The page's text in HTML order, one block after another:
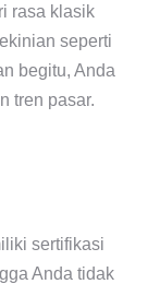
rasa klasik
seperti
begitu, Anda
tren pasar.
sertifikasi
Anda tidak